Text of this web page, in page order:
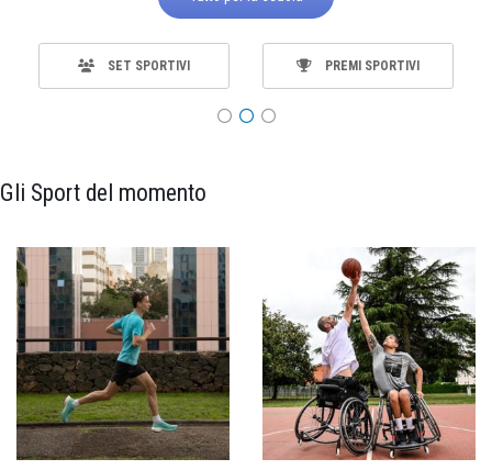
SET SPORTIVI PREMI SPORTIVI
Gli Sport del momento